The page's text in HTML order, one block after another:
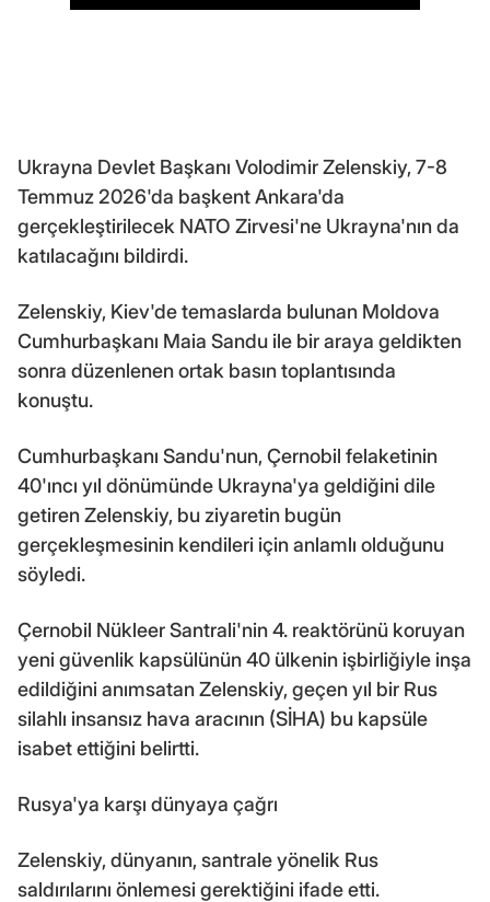
Ukrayna Devlet Başkanı Volodimir Zelenskiy, 7-8
Temmuz 2026'da başkent Ankara'da
gerçekleştirilecek NATO Zirvesi'ne Ukrayna'nın da
katılacağını bildirdi.
Zelenskiy, Kiev'de temaslarda bulunan Moldova
Cumhurbaşkanı Maia Sandu ile bir araya geldikten
sonra düzenlenen ortak basın toplantısında
konuştu.
Cumhurbaşkanı Sandu'nun, Çernobil felaketinin
40'ıncı yıl dönümünde Ukrayna'ya geldiğini dile
getiren Zelenskiy, bu ziyaretin bugün
gerçekleşmesinin kendileri için anlamlı olduğunu
söyledi.
Çernobil Nükleer Santrali'nin 4. reaktörünü koruyan
yeni güvenlik kapsülünün 40 ülkenin işbirliğiyle inşa
edildiğini anımsatan Zelenskiy, geçen yıl bir Rus
silahlı insansız hava aracının (SİHA) bu kapsüle
isabet ettiğini belirtti.
Rusya'ya karşı dünyaya çağrı
Zelenskiy, dünyanın, santrale yönelik Rus
saldırılarını önlemesi gerektiğini ifade etti.